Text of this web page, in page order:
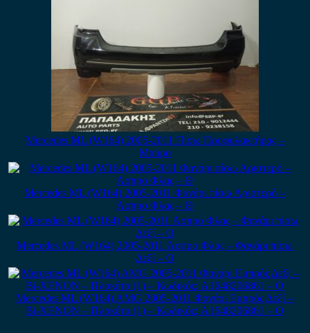
Mercedes ML (W164) 2005-2011 Πίσω Προφυλακτήρας –
Μαύρο
Mercedes ML (W164) 2005-2011 Φανάρι πίσω Αριστερό –
Άσπρο Φλας – Θ
Mercedes ML (W164) 2005-2011 Άσπρο Φλας – Φανάρι πίσω
Δεξί – Ο
Mercedes ML (W164) AMG 2005-2011 Φανάρι Εμπρός Δεξί –
Bi-XENON – Πλακέτα (1) – Κωδικός: A1648206861 – Ο